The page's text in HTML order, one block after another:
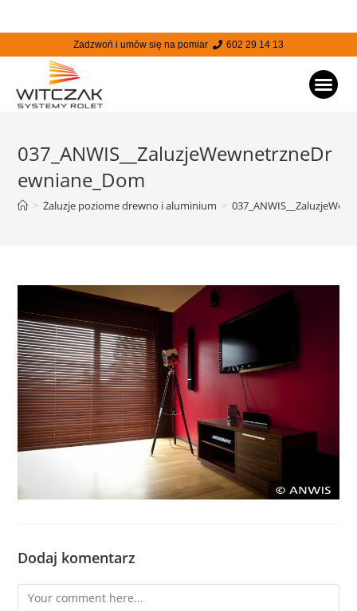
Zadzwoń i umów się na pomiar 602 29 14 13
037_ANWIS__ZaluzjeWewnetrzneDr
ewniane_Dom
> Żaluzje poziome drewno i aluminium >
Dodaj komentarz